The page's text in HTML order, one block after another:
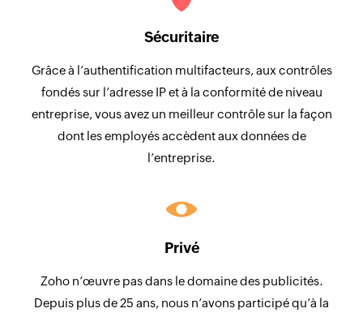
Sécuritaire
Grâce à l’authentification multifacteurs, aux contrôles
fondés sur l’adresse IP et à la conformité de niveau
entreprise, vous avez un meilleur contrôle sur la façon
dont les employés accèdent aux données de
l’entreprise.
Privé
Zoho n’œuvre pas dans le domaine des publicités.
Depuis plus de 25 ans, nous n’avons participé qu’à la